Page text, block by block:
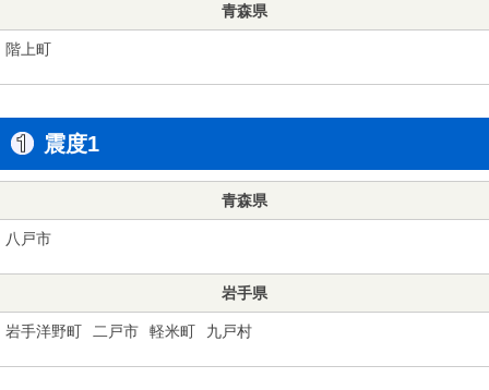
青森県
階上町
震度1
青森県
八戸市
岩手県
岩手洋野町 二戸市 軽米町 九戸村